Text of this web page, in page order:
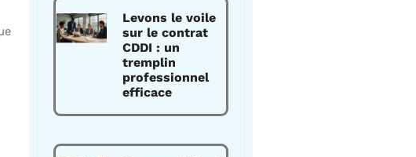
Levons le voile
sur le contrat
CDDI : un
tremplin
professionnel
efficace